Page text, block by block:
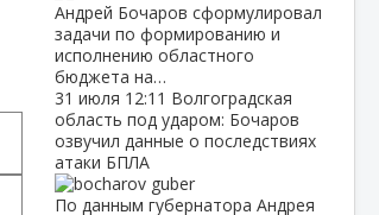
Андрей Бочаров сформулировал
задачи по формированию и
исполнению областного
бюджета на…
31 июля 12:11 Волгоградская
область под ударом: Бочаров
озвучил данные о последствиях
атаки БПЛА
По данным губернатора Андрея